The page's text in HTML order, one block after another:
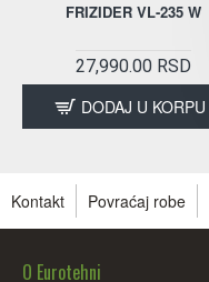
FRIZIDER VL-235 W
27,990.00 RSD
DODAJ U KORPU
Kontakt Povraćaj robe
O Eurotehni